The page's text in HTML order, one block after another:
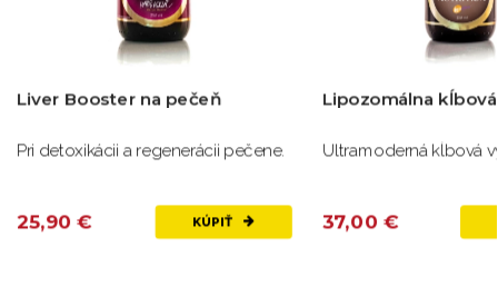
Lipozomálna kĺbová výživa
Ultramoderná kĺbová výživa
37,00 € KÚPIŤ
Lipozomálna
Unikátny komplex pri
32,00 €